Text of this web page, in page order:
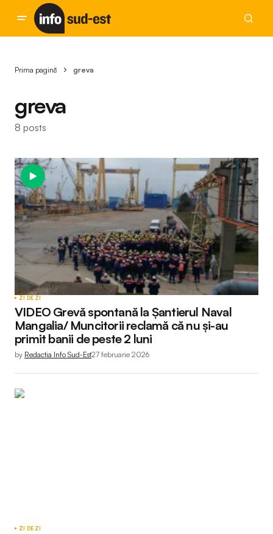
Prima pagină greva
greva
8 posts
ZI DE ZI
VIDEO Grevă spontană la Șantierul Naval
Mangalia/ Muncitorii reclamă că nu și-au
primit banii de peste 2 luni
by Redactia Info Sud-Est27 februarie 2026
ZI DE ZI